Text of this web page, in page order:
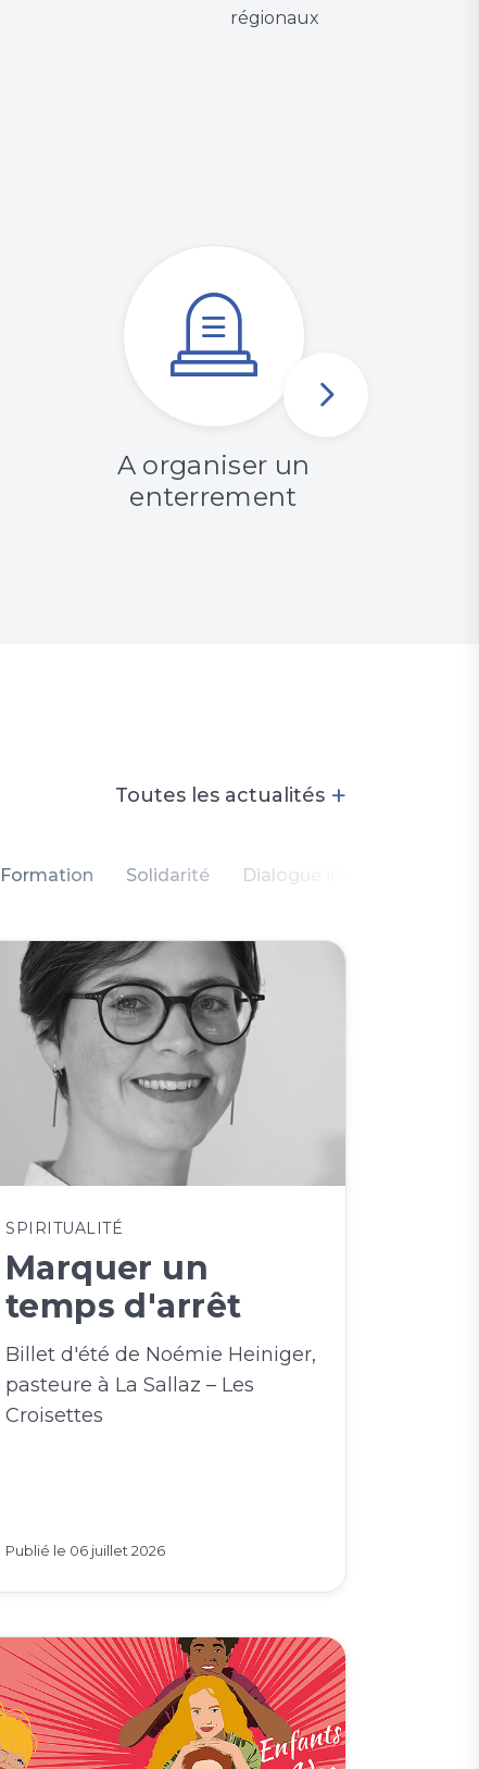
régionaux
A organiser un
enterrement
Toutes les actualités +
Formation Solidarité Dialogue
SPIRITUALITÉ
Marquer un
temps d'arrêt
Billet d'été de Noémie Heiniger,
pasteure à La Sallaz – Les
Croisettes
Publié le 06 juillet 2026